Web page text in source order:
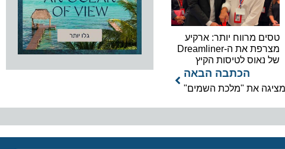
מרווח יותר: ארקיע
מצרפת את ה-Dreamliner
נאוס לטיסות הקיץ
הכתבה הבאה
את "מלכת השמים"